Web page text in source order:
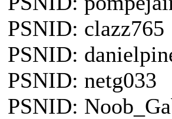
PSNID: clazz765
PSNID:
PSNID: netg033
PSNID: